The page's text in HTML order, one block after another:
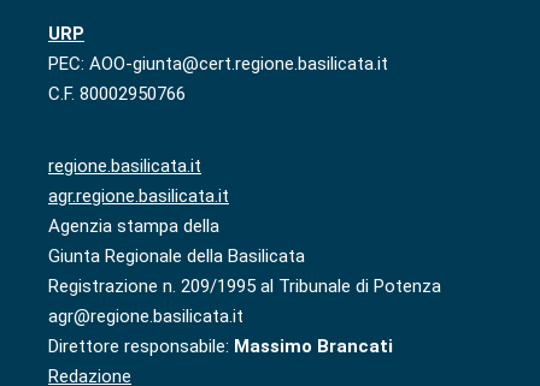
URP
PEC: AOO-giunta@cert.regione.basilicata.it
C.F. 80002950766
regione.basilicata.it
agr.regione.basilicata.it
Agenzia stampa della
Giunta Regionale della Basilicata
Registrazione n. 209/1995 al Tribunale di Potenza
agr@regione.basilicata.it
Direttore responsabile: Massimo Brancati
Redazione